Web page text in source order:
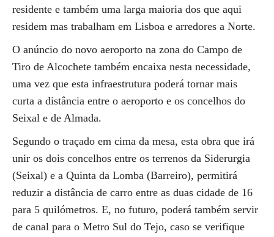
residente e também uma larga maioria dos que aqui
residem mas trabalham em Lisboa e arredores a Norte.
O anúncio do novo aeroporto na zona do Campo de
Tiro de Alcochete também encaixa nesta necessidade,
uma vez que esta infraestrutura poderá tornar mais
curta a distância entre o aeroporto e os concelhos do
Seixal e de Almada.
Segundo o traçado em cima da mesa, esta obra que irá
unir os dois concelhos entre os terrenos da Siderurgia
(Seixal) e a Quinta da Lomba (Barreiro), permitirá
reduzir a distância de carro entre as duas cidade de 16
para 5 quilómetros. E, no futuro, poderá também servir
de canal para o Metro Sul do Tejo, caso se verifique